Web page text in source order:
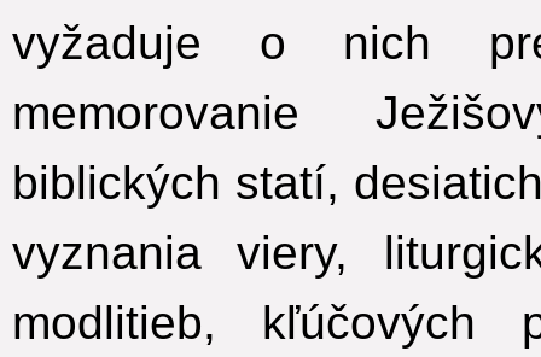
vyžaduje o nich
memorovanie
biblických statí,
vyznania viery,
modlitieb, kľúčových